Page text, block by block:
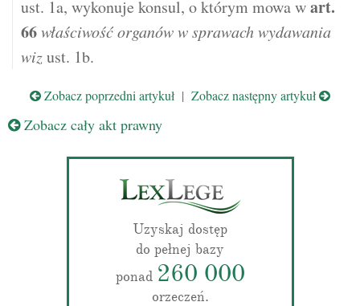
ust. 1a, wykonuje konsul, o którym mowa wart.
66właściwość organów w sprawach wydawania
wizust. 1b.
Zobacz poprzedni artykuł | Zobacz następny artykuł
Zobacz cały akt prawny
Uzyskaj dostęp
do pełnej bazy
ponad 260 000
orzeczeń.